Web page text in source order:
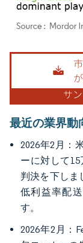
画像 © Mordor
最近の業界動
2026年2月：
ーに対して
判決を下しま
低利益率配
す。
2026年2月：